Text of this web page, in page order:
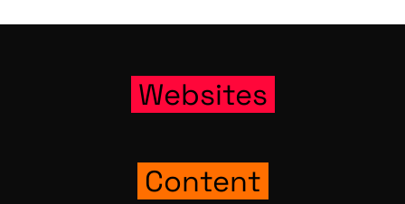
Web­sites
Con­tent